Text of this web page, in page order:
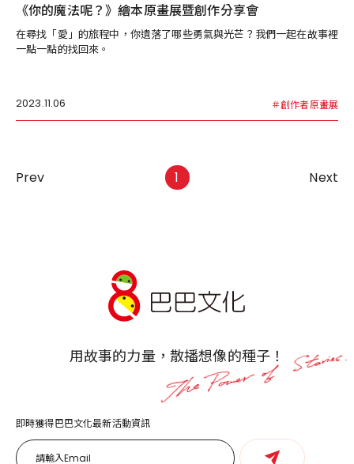
《你的魔法呢？》繪本原畫展暨創作分享會
在尋找「愛」的旅程中，你遺落了哪些勇氣與光芒？我們一起在故事裡
一點一點的找回來。
2023.11.06 ＃創作者原畫展
Prev 1 Next
用故事的力量，散播想像的種子！
即時獲得巴巴文化最新活動資訊